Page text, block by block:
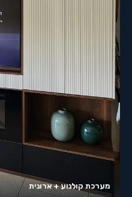
מערכת קולנוע + ארונית